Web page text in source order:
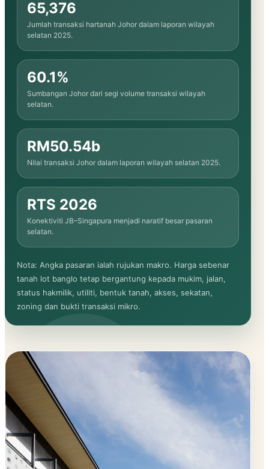
65,376
Jumlah transaksi hartanah Johor dalam laporan wilayah
selatan 2025.
60.1%
Sumbangan Johor dari segi volume transaksi wilayah
selatan.
RM50.54b
Nilai transaksi Johor dalam laporan wilayah selatan 2025.
RTS 2026
Konektiviti JB–Singapura menjadi naratif besar pasaran
selatan.
Nota: Angka pasaran ialah rujukan makro. Harga sebenar
tanah lot banglo tetap bergantung kepada mukim, jalan,
status hakmilik, utiliti, bentuk tanah, akses, sekatan,
zoning dan bukti transaksi mikro.